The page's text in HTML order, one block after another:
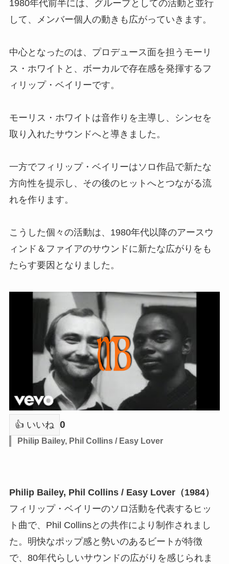
1980年代前半には、グループとしての活動と並行
して、メンバー個人の動きも広がっていきます。
中心となったのは、プロデュース面を担うモーリ
ス・ホワイトと、ボーカルで存在感を発揮するフ
ィリップ・ベイリーです。
モーリス・ホワイトは音作りを主導し、シンセを
取り入れたサウンドへと導きました。
一方でフィリップ・ベイリーはソロ作品で新たな
方向性を提示し、その後のヒットへとつながる流
れを作ります。
こうした個々の活動は、1980年代以降のアースウ
ィンド＆ファイアのサウンドに新たな広がりをも
たらす要因となりました。
👍 いいね 0
Philip Bailey, Phil Collins / Easy Lover
Philip Bailey, Phil Collins / Easy Lover（1984）
フィリップ・ベイリーのソロ活動を代表するヒッ
ト曲で、Phil Collinsとの共作により制作されまし
た。明快なポップ感と勢いのあるビートが特徴
で、80年代らしいサウンドの広がりを感じられま